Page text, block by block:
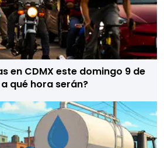
en CDMX este domingo 9 de
qué hora serán?